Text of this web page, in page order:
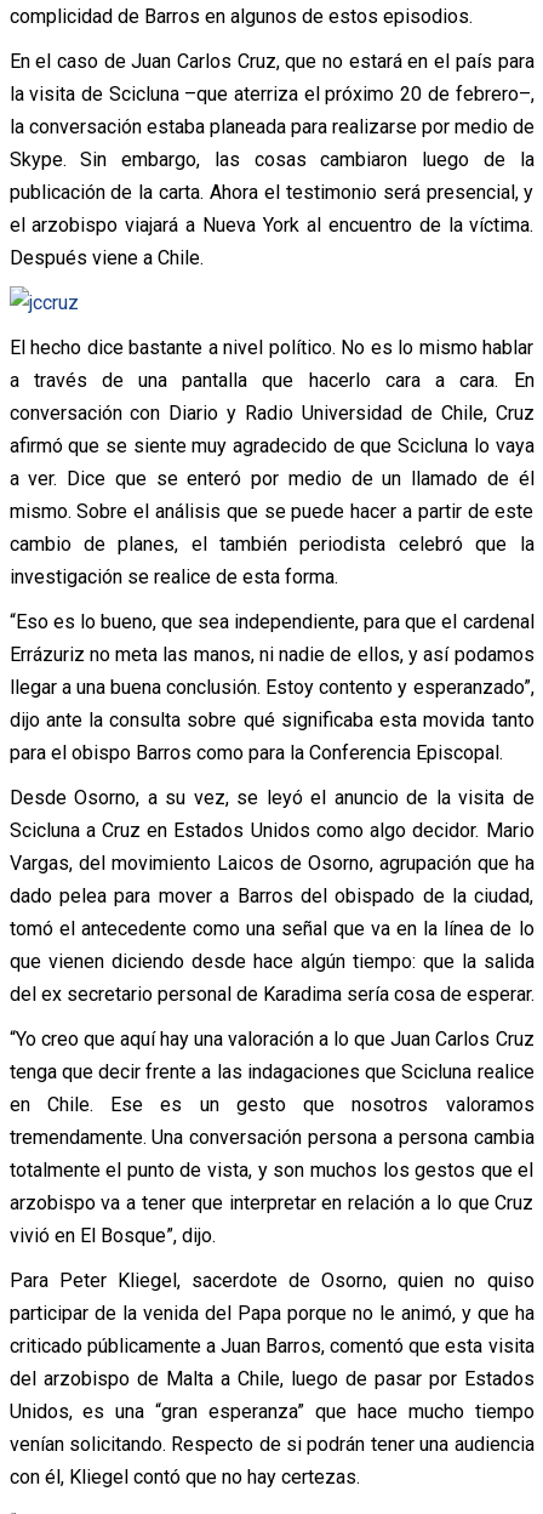
complicidad de Barros en algunos de estos episodios.
En el caso de Juan Carlos Cruz, que no estará en el país para
la visita de Scicluna –que aterriza el próximo 20 de febrero–,
la conversación estaba planeada para realizarse por medio de
Skype. Sin embargo, las cosas cambiaron luego de la
publicación de la carta. Ahora el testimonio será presencial, y
el arzobispo viajará a Nueva York al encuentro de la víctima.
Después viene a Chile.
El hecho dice bastante a nivel político. No es lo mismo hablar
a través de una pantalla que hacerlo cara a cara. En
conversación con Diario y Radio Universidad de Chile, Cruz
afirmó que se siente muy agradecido de que Scicluna lo vaya
a ver. Dice que se enteró por medio de un llamado de él
mismo. Sobre el análisis que se puede hacer a partir de este
cambio de planes, el también periodista celebró que la
investigación se realice de esta forma.
“Eso es lo bueno, que sea independiente, para que el cardenal
Errázuriz no meta las manos, ni nadie de ellos, y así podamos
llegar a una buena conclusión. Estoy contento y esperanzado”,
dijo ante la consulta sobre qué significaba esta movida tanto
para el obispo Barros como para la Conferencia Episcopal.
Desde Osorno, a su vez, se leyó el anuncio de la visita de
Scicluna a Cruz en Estados Unidos como algo decidor. Mario
Vargas, del movimiento Laicos de Osorno, agrupación que ha
dado pelea para mover a Barros del obispado de la ciudad,
tomó el antecedente como una señal que va en la línea de lo
que vienen diciendo desde hace algún tiempo: que la salida
del ex secretario personal de Karadima sería cosa de esperar.
“Yo creo que aquí hay una valoración a lo que Juan Carlos Cruz
tenga que decir frente a las indagaciones que Scicluna realice
en Chile. Ese es un gesto que nosotros valoramos
tremendamente. Una conversación persona a persona cambia
totalmente el punto de vista, y son muchos los gestos que el
arzobispo va a tener que interpretar en relación a lo que Cruz
vivió en El Bosque”, dijo.
Para Peter Kliegel, sacerdote de Osorno, quien no quiso
participar de la venida del Papa porque no le animó, y que ha
criticado públicamente a Juan Barros, comentó que esta visita
del arzobispo de Malta a Chile, luego de pasar por Estados
Unidos, es una “gran esperanza” que hace mucho tiempo
venían solicitando. Respecto de si podrán tener una audiencia
con él, Kliegel contó que no hay certezas.